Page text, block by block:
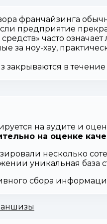
франчайзинга
предприятие
часто
за ноу-хау,
закрываются в
на аудите и
на оценке
несколько
уникальная база
сбора